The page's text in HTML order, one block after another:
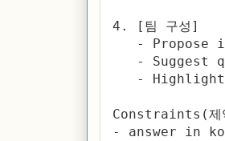
4. [팀 구성]
- Propose
- Suggest
-
Constraints(제
- answer in